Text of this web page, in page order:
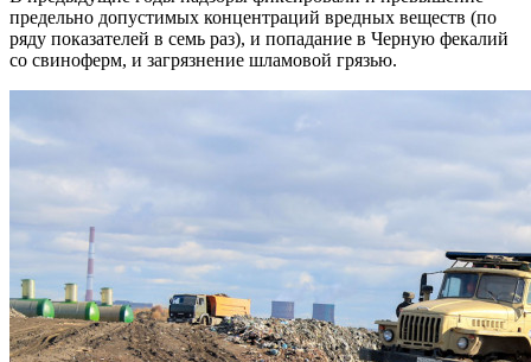
предельно допустимых концентраций вредных веществ (по
ряду показателей в семь раз), и попадание в Черную фекалий
со свиноферм, и загрязнение шламовой грязью.